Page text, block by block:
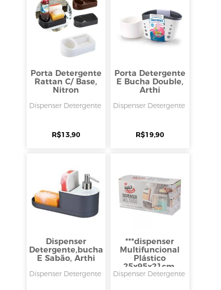
Porta Detergente
Rattan C/ Base,
Nitron
Dispenser Detergente
R$13,90
Porta Detergente
E Bucha Double,
Arthi
Dispenser Detergente
R$19,90
Dispenser
Detergente,bucha
E Sabão, Arthi
Dispenser Detergente
***dispenser
Multifuncional
Plástico
25x95x21cm,
Clink
Dispenser Detergente